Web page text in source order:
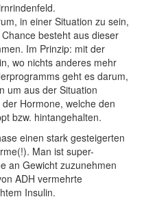
in einer Situation zu sein,
besteht aus dieser
Im Prinzip: mit der
wo nichts anderes mehr
geht es darum,
um aus der Situation
Hormone, welche den
bzw. hintangehalten.
einen stark gesteigerten
Man ist super-
an Gewicht zuzunehmen
ADH vermehrte
Insulin.